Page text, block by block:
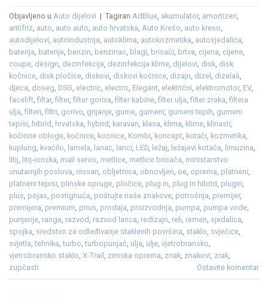
Objavljeno u Auto dijelovi | Tagiran AdBlue, akumulator, amortizeri,
antifriz, auto, auto auto, auto hrvatska, Auto Krešo, auto kreso,
autodijelovi, autoindustrija, autoklima, autokozmetika, autosjedalica,
baterija, baterije, benzin, benzinac, blagi, brisači, brtva, cijena, cijene,
coupe, design, dezinfekcija, dezinfekcija klime, dijelovi, disk, disk
kočnice, disk pločice, diskovi, diskovi kočnice, dizajn, dizel , dizelaš,
djeca, doseg, DSG, electric, electro, Elegant, električni, elektromotor, EV,
facelift,filtar,filter,filter goriva,filter kabine,filter ulja,filter zraka,filtera
ulja,filteri,filtri, gorivo, grijanje, gume, gumeni, gumeni tepih, gumeni
tepisi, hibrid, hrvatska, hybrid, karavan, klasa, klima, klime, klinasti,
kočione obloge, kočnice, kocnice, Kombi, koncept, kotači, kozmetika,
kuplung, kvačilo, lamela, lanac, lanci, LED, ležaj, ležajevi kotača, limuzina,
litij, litij-ionska, mali servis, metlice, metlice brisača, ministarstvo
unutarnjih poslova, nissan, obljetnica, obnovljen, oe, oprema, platneni,
platneni tepisi, plinske opruge, pločice, plug in, plug in hibrid, plugin,
plus, pojas, postignuća, poštujte naše znakove, potrošnja, premijer,
premijera, premium, prius, prodaja, proizvodnja, pumpa, pumpa vode,
punjenje, range, razvod, razvod lanca, redizajn, reli, remen, sjedalica,
spojka, sredstvo za odleđivanje staklenih površina, staklo, svjećice,
svjetla,tehnika,turbo,turbopunjač, ulja, ulje, vjetrobransko,
vjetrobransko staklo, X-Trail , zimska oprema, znak, znakovi, zrak,
zupčasti
Ostavite komentar